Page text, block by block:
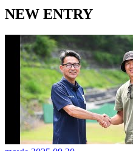
NEW ENTRY